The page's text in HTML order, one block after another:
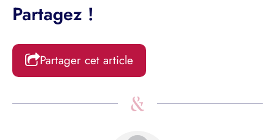
Partagez !
Partager cet article